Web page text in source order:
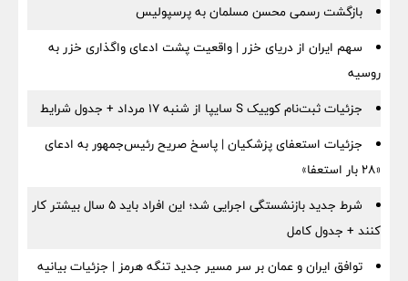
بازگشت رسمی محسن مسلمان به پرسپولیس
سهم ایران از دریای خزر | واقعیت پشت ادعای واگذاری خزر به
روسیه
جزئیات ثبت‌نام کوییک S سایپا از شنبه ۱۷ مرداد + جدول شرایط
جزئیات استعفای پزشکیان | پاسخ صریح رئیس‌جمهور به ادعای
«۲۸ بار استعفا»
شرط جدید بازنشستگی اجرایی شد؛ این افراد باید ۵ سال بیشتر کار
کنند + جدول کامل
توافق ایران و عمان بر سر مسیر جدید تنگه هرمز | جزئیات بیانیه